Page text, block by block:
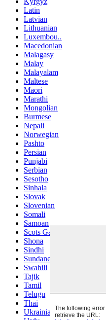
Latin
Latvian
Lithuanian
Luxembou..
Macedonian
Malagasy
Malay
Malayalam
Maltese
Maori
Marathi
Mongolian
Burmese
Nepali
Norwegian
Pashto
Persian
Punjabi
Serbian
Sesotho
Sinhala
Slovak
Slovenian
Somali
Samoan
Scots Gaelic
Shona
Sindhi
Sundanese
Swahili
Tajik
Tamil
Telugu
Thai
Ukrainian